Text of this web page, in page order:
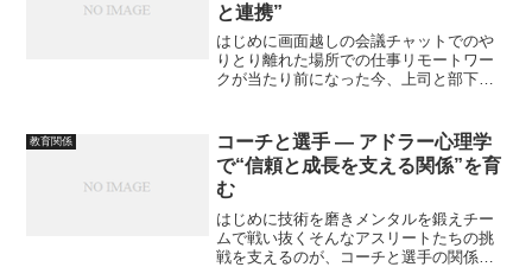
と連携”
はじめに画面越しの会議チャットでのや
りとり離れた場所での仕事リモートワー
クが当たり前になった今、上司と部下の
ょっとした誤解が生まれたり孤独感が強
くなったり信頼関係を築く...
教育関係
コーチと選手 ― アドラー心理学
で“信頼と成長を支える関係”を育
む
はじめに技術を磨きメンタルを鍛えチー
ムで戦い抜くそんなアスリートたちの挑
戦を支えるのが、コーチと選手の関係で